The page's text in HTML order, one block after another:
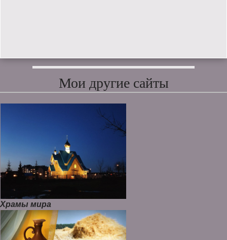
Мои другие сайты
Храмы мира